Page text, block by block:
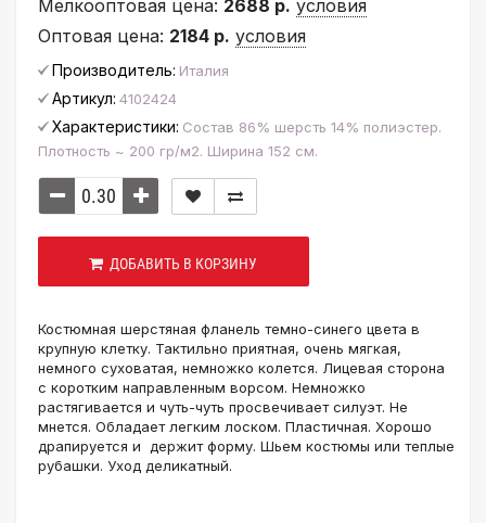
Мелкооптовая цена: 2688 р. условия
Оптовая цена: 2184 р. условия
Производитель: Италия
Артикул: 4102424
Характеристики: Состав 86% шерсть 14% полиэстер.
Плотность ~ 200 гр/м2. Ширина 152 см.
ДОБАВИТЬ В КОРЗИНУ
Костюмная шерстяная фланель темно-синего цвета в
крупную клетку. Тактильно приятная, очень мягкая,
немного суховатая, немножко колется. Лицевая сторона
с коротким направленным ворсом. Немножко
растягивается и чуть-чуть просвечивает силуэт. Не
мнется. Обладает легким лоском. Пластичная. Хорошо
драпируется и держит форму. Шьем костюмы или теплые
рубашки. Уход деликатный.